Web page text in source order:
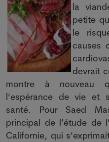
la
petite
le
causes
devrait
montre à nouveau
l’espérance de vie et
santé. Pour Saed
principal de l’étude de
Californie, qui